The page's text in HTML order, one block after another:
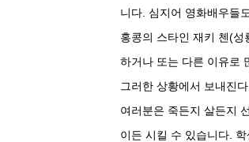
니다. 심지어 영화배우들
홍콩의 스타인 재키 첸(
하거나 또는 다른 이유로
그러한 상황에서 보내진
여러분은 죽든지 살든지
이든 시킬 수 있습니다.